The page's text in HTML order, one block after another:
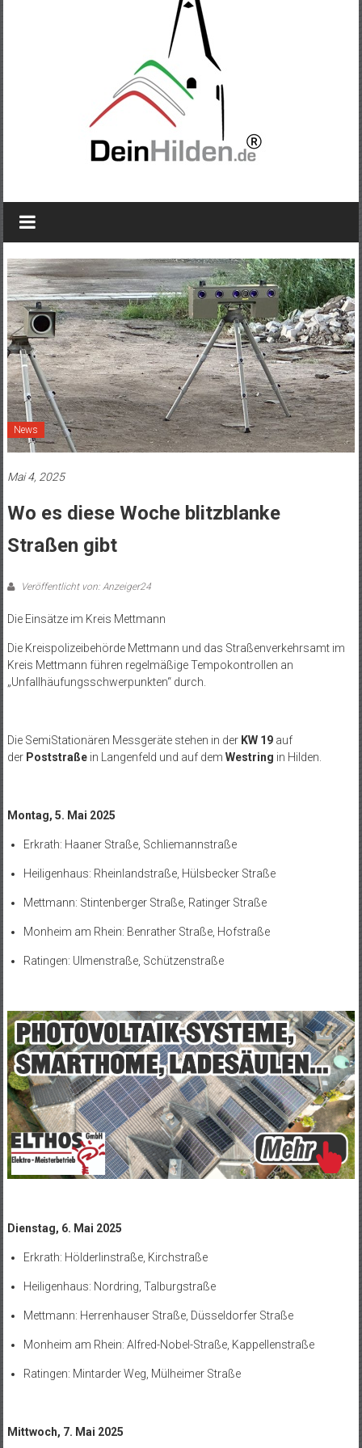
News
Mai 4, 2025
Wo es diese Woche blitzblanke
Straßen gibt
Veröffentlicht von: Anzeiger24
Die Einsätze im Kreis Mettmann
Die Kreispolizeibehörde Mettmann und das Straßenverkehrsamt im
Kreis Mettmann führen regelmäßige Tempokontrollen an
„Unfallhäufungsschwerpunkten“ durch.
Die SemiStationären Messgeräte stehen in der KW 19 auf
der Poststraße in Langenfeld und auf dem Westring in Hilden.
Montag, 5. Mai 2025
Erkrath: Haaner Straße, Schliemannstraße
Heiligenhaus: Rheinlandstraße, Hülsbecker Straße
Mettmann: Stintenberger Straße, Ratinger Straße
Monheim am Rhein: Benrather Straße, Hofstraße
Ratingen: Ulmenstraße, Schützenstraße
Dienstag, 6. Mai 2025
Erkrath: Hölderlinstraße, Kirchstraße
Heiligenhaus: Nordring, Talburgstraße
Mettmann: Herrenhauser Straße, Düsseldorfer Straße
Monheim am Rhein: Alfred-Nobel-Straße, Kappellenstraße
Ratingen: Mintarder Weg, Mülheimer Straße
Mittwoch, 7. Mai 2025